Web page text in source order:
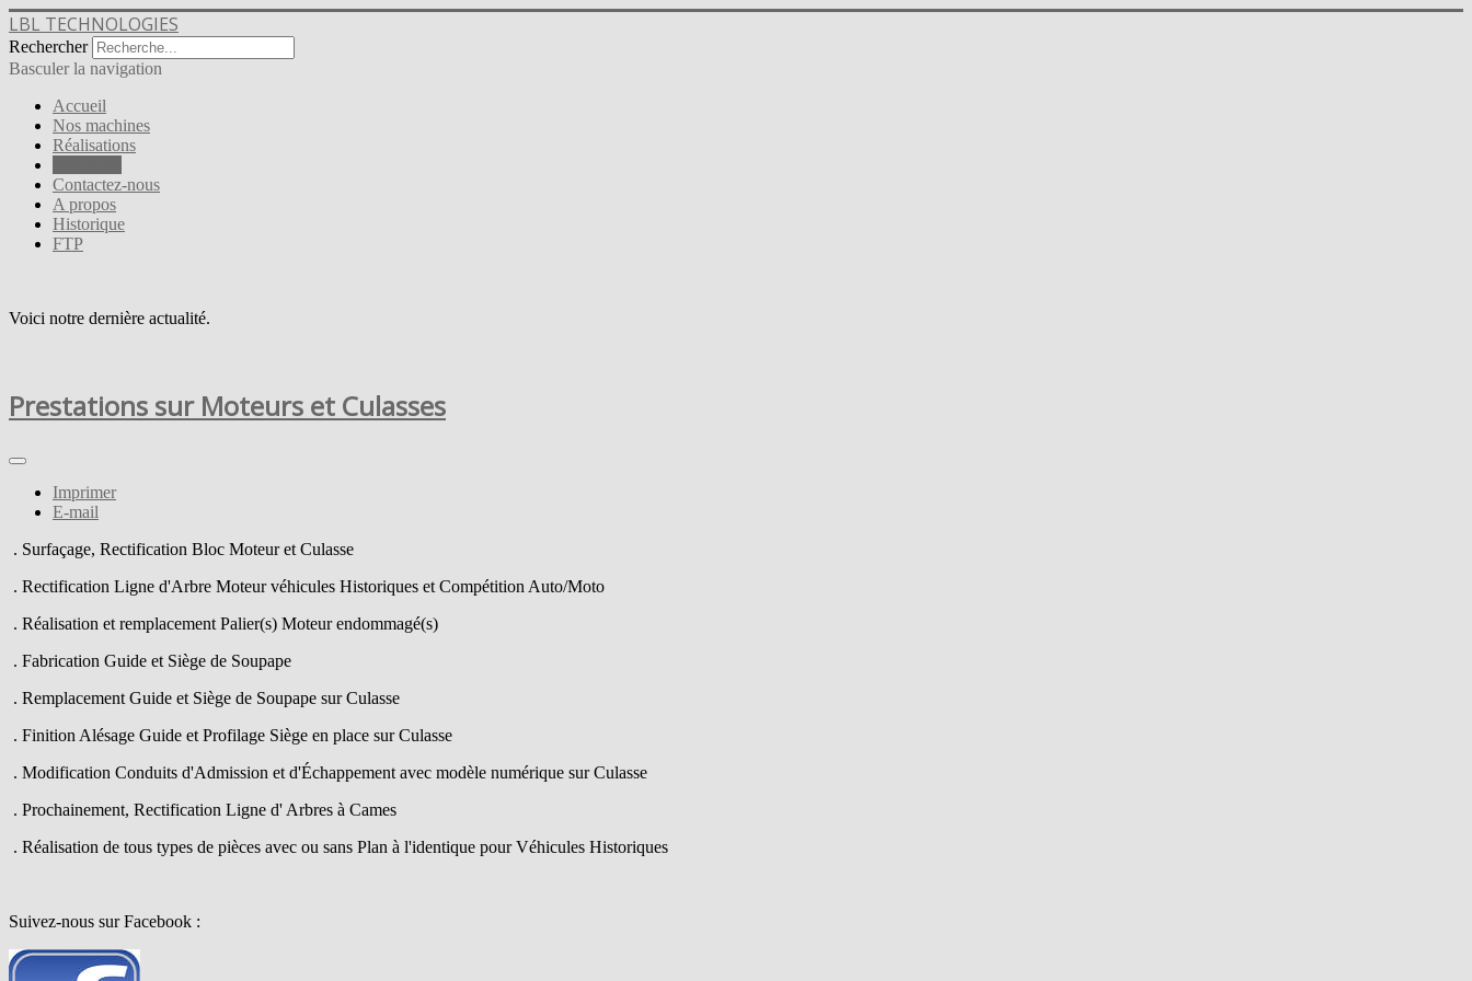
LBL TECHNOLOGIES
Rechercher
Basculer la navigation
Accueil
Nos machines
Réalisations
Contactez-nous
A propos
Historique
FTP
Voici notre dernière actualité.
Prestations sur Moteurs et Culasses
Imprimer
E-mail
. Surfaçage, Rectification Bloc Moteur et Culasse
. Rectification Ligne d'Arbre Moteur véhicules Historiques et Compétition Auto/Moto
. Réalisation et remplacement Palier(s) Moteur endommagé(s)
. Fabrication Guide et Siège de Soupape
. Remplacement Guide et Siège de Soupape sur Culasse
. Finition Alésage Guide et Profilage Siège en place sur Culasse
. Modification Conduits d'Admission et d'Échappement avec modèle numérique sur Culasse
. Prochainement, Rectification Ligne d' Arbres à Cames
. Réalisation de tous types de pièces avec ou sans Plan à l'identique pour Véhicules Historiques
Suivez-nous sur Facebook :